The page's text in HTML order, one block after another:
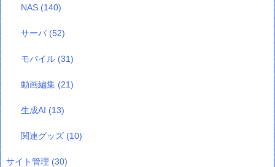
NAS (140)
サーバ (52)
モバイル (31)
動画編集 (21)
生成AI (13)
関連グッズ (10)
サイト管理 (30)